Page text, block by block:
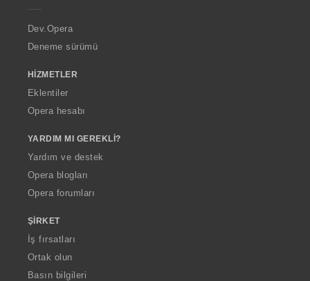
a
Dev.Opera
Deneme sürümü
HIZMETLER
Eklentiler
Opera hesabı
YARDIM MI GEREKLI?
Yardım ve destek
Opera blogları
Opera forumları
ŞIRKET
İş fırsatları
Ortak olun
Basın bilgileri